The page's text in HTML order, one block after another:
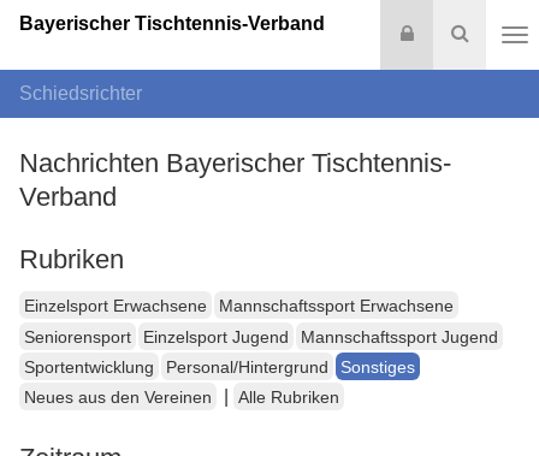
Suche
Login
Bayerischer Tischtennis-Verband
Schiedsrichter
Nachrichten Bayerischer Tischtennis-
Verband
Rubriken
Einzelsport Erwachsene
Mannschaftssport Erwachsene
Seniorensport
Einzelsport Jugend
Mannschaftssport Jugend
Sportentwicklung
Personal/Hintergrund
Sonstiges
Neues aus den Vereinen
Alle Rubriken